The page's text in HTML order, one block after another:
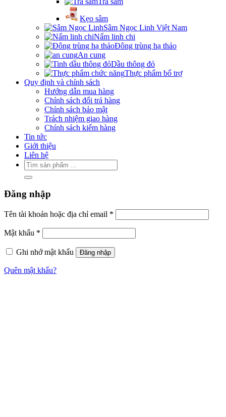
Kẹo sâm
Sâm Ngọc Linh Việt Nam
Nấm linh chi
Đông trùng hạ thảo
An cung
Dầu thông đỏ
Thực phẩm bổ trợ
Quy định và chính sách
Hướng dẫn mua hàng
Chính sách đổi trả hàng
Chính sách bảo mật
Trách nhiệm giao hàng
Chính sách kiểm hàng
Tin tức
Giới thiệu
Liên hệ
Tìm
kiếm:
Đăng nhập
Tên tài khoản hoặc địa chỉ email *
buộc
Mật khẩu *
buộc
Ghi nhớ mật khẩu
Đăng nhập
Quên mật khẩu?